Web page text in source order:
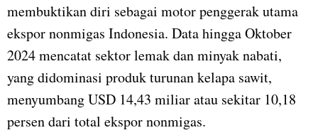
membuktikan diri sebagai motor penggerak utama
ekspor nonmigas Indonesia. Data hingga Oktober
2024 mencatat sektor lemak dan minyak nabati,
yang didominasi produk turunan kelapa sawit,
menyumbang USD 14,43 miliar atau sekitar 10,18
persen dari total ekspor nonmigas.